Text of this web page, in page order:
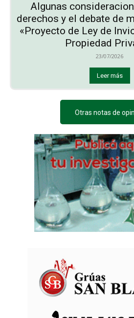
Algunas
derechos y el debate de
«Proyecto de Ley de
Propiedad
23/07/2026
Leer más
Otras notas de